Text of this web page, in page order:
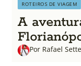
ROTEIROS DE VIAGEM
A
Por Rafael